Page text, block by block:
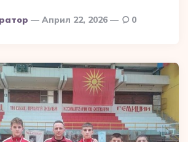
Април 22, 2026 0